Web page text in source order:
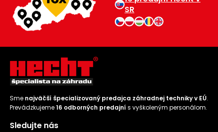
SR
Sme najväčší špecializovaný predajca záhradnej techniky v EÚ.
Prevádzkujeme16 odborných predajní s vyškoleným personálom.
Sledujte nás